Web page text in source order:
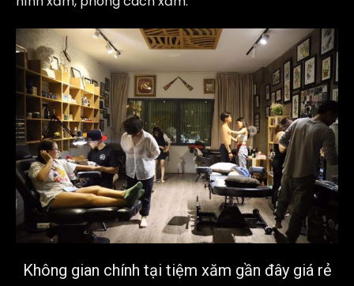
Không gian chính tại tiệm xăm gần đây giá rẻ